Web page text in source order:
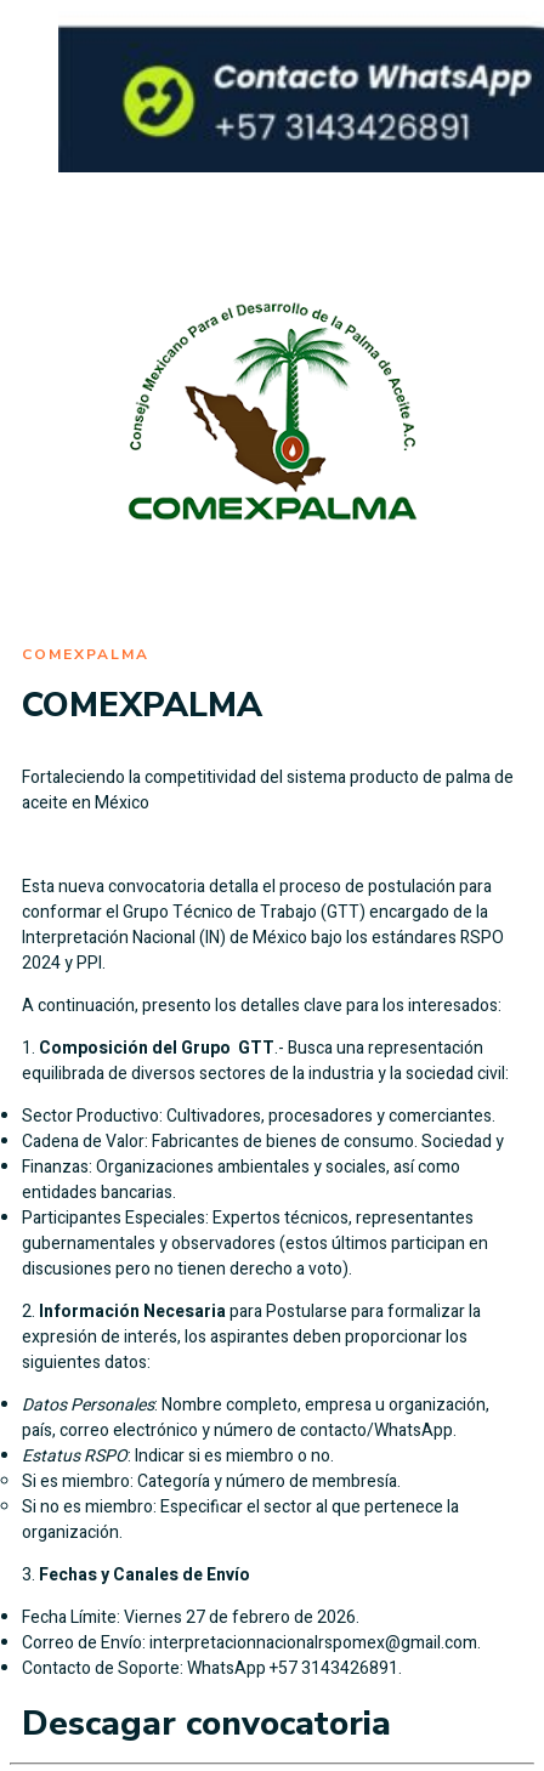
COMEXPALMA
COMEXPALMA
Fortaleciendo la competitividad del sistema producto de palma de
aceite en México
Esta nueva convocatoria detalla el proceso de postulación para
conformar el Grupo Técnico de Trabajo (GTT) encargado de la
Interpretación Nacional (IN) de México bajo los estándares RSPO
2024 y PPI.
A continuación, presento los detalles clave para los interesados:
1. Composición del Grupo GTT.- Busca una representación
equilibrada de diversos sectores de la industria y la sociedad civil:
Sector Productivo: Cultivadores, procesadores y comerciantes.
Cadena de Valor: Fabricantes de bienes de consumo. Sociedad y
Finanzas: Organizaciones ambientales y sociales, así como
entidades bancarias.
Participantes Especiales: Expertos técnicos, representantes
gubernamentales y observadores (estos últimos participan en
discusiones pero no tienen derecho a voto).
2. Información Necesariapara Postularse para formalizar la
expresión de interés, los aspirantes deben proporcionar los
siguientes datos:
Datos Personales: Nombre completo, empresa u organización,
país, correo electrónico y número de contacto/WhatsApp.
Estatus RSPO: Indicar si es miembro o no.
Si es miembro: Categoría y número de membresía.
Si no es miembro: Especificar el sector al que pertenece la
organización.
3. Fechas y Canales de Envío
Fecha Límite: Viernes 27 de febrero de 2026.
Correo de Envío: interpretacionnacionalrspomex@gmail.com.
Contacto de Soporte: WhatsApp +57 3143426891.
Descagar convocatoria